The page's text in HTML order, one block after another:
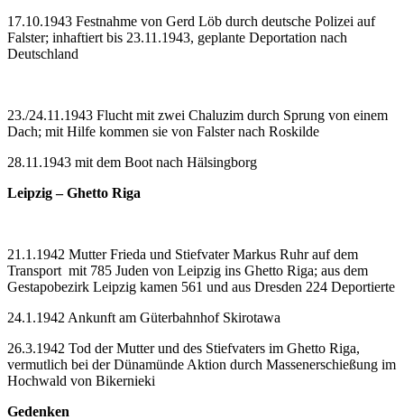
17.10.1943 Festnahme von Gerd Löb durch deutsche Polizei auf
Falster; inhaftiert bis 23.11.1943, geplante Deportation nach
Deutschland
23./24.11.1943 Flucht mit zwei Chaluzim durch Sprung von einem
Dach; mit Hilfe kommen sie von Falster nach Roskilde
28.11.1943 mit dem Boot nach Hälsingborg
Leipzig – Ghetto Riga
21.1.1942 Mutter Frieda und Stiefvater Markus Ruhr auf dem
Transport mit 785 Juden von Leipzig ins Ghetto Riga; aus dem
Gestapobezirk Leipzig kamen 561 und aus Dresden 224 Deportierte
24.1.1942 Ankunft am Güterbahnhof Skirotawa
26.3.1942 Tod der Mutter und des Stiefvaters im Ghetto Riga,
vermutlich bei der Dünamünde Aktion durch Massenerschießung im
Hochwald von Bikernieki
Gedenken